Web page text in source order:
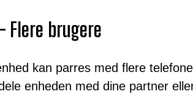
Flere brugere
kan parres med flere
enheden med dine partner